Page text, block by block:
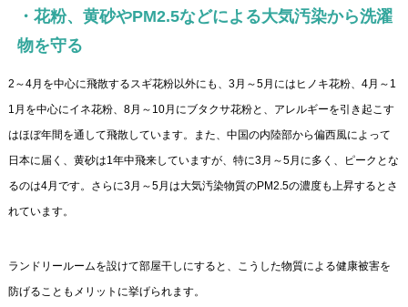
・花粉、黄砂やPM2.5などによる大気汚染から洗濯
物を守る
2～4月を中心に飛散するスギ花粉以外にも、3月～5月にはヒノキ花粉、4月～1
1月を中心にイネ花粉、8月～10月にブタクサ花粉と、アレルギーを引き起こす
はほぼ年間を通して飛散しています。また、中国の内陸部から偏西風によって
日本に届く、黄砂は1年中飛来していますが、特に3月～5月に多く、ピークとな
るのは4月です。さらに3月～5月は大気汚染物質のPM2.5の濃度も上昇するとさ
れています。
ランドリールームを設けて部屋干しにすると、こうした物質による健康被害を
防げることもメリットに挙げられます。